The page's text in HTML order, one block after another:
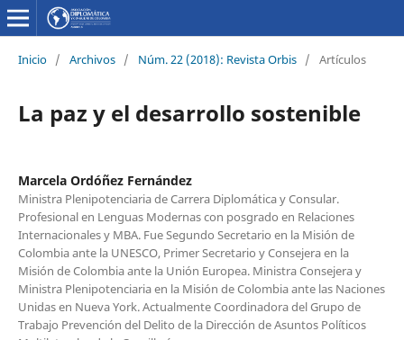
Inicio / Archivos / Núm. 22 (2018): Revista Orbis / Artículos
La paz y el desarrollo sostenible
Marcela Ordóñez Fernández
Ministra Plenipotenciaria de Carrera Diplomática y Consular.
Profesional en Lenguas Modernas con posgrado en Relaciones
Internacionales y MBA. Fue Segundo Secretario en la Misión de
Colombia ante la UNESCO, Primer Secretario y Consejera en la
Misión de Colombia ante la Unión Europea. Ministra Consejera y
Ministra Plenipotenciaria en la Misión de Colombia ante las Naciones
Unidas en Nueva York. Actualmente Coordinadora del Grupo de
Trabajo Prevención del Delito de la Dirección de Asuntos Políticos